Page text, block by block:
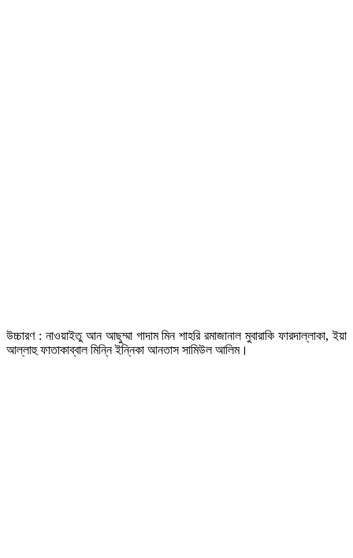
উচ্চারণ : নাওয়াইতু আন আছুম্মা গাদাম মিন শাহরি রমাজানাল মুবারাকি ফারদাল্লাকা, ইয়া
আল্লাহু ফাতাকাব্বাল মিন্নি ইন্নিকা আনতাস সামিউল আলিম।